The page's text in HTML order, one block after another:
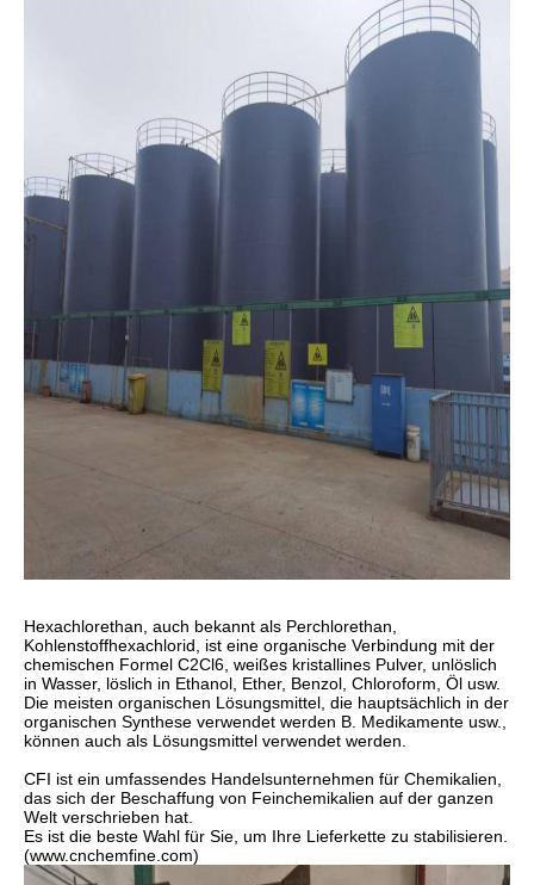
Hexachlorethan, auch bekannt als Perchlorethan,
Kohlenstoffhexachlorid, ist eine organische Verbindung mit der
chemischen Formel C2Cl6, weißes kristallines Pulver, unlöslich
in Wasser, löslich in Ethanol, Ether, Benzol, Chloroform, Öl usw.
Die meisten organischen Lösungsmittel, die hauptsächlich in der
organischen Synthese verwendet werden B. Medikamente usw.,
können auch als Lösungsmittel verwendet werden.
CFI ist ein umfassendes Handelsunternehmen für Chemikalien,
das sich der Beschaffung von Feinchemikalien auf der ganzen
Welt verschrieben hat.
Es ist die beste Wahl für Sie, um Ihre Lieferkette zu stabilisieren.
(www.cnchemfine.com)